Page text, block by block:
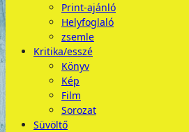
Print-ajánló
Helyfoglaló
zsemle
Kritika/esszé
Könyv
Kép
Film
Sorozat
Süvöltő